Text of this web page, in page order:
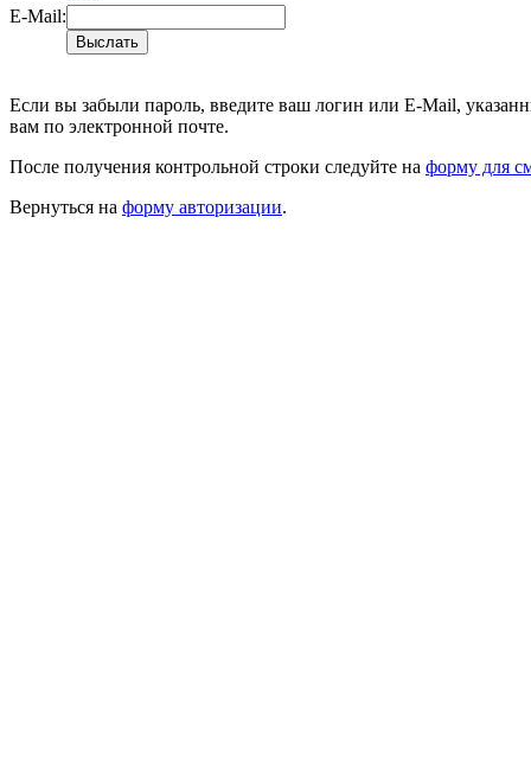
E-Mail:
Если вы забыли пароль, введите ваш логин или E-Mail,
вам по электронной почте.
После получения контрольной строки следуйте на форму для
Вернуться на форму авторизации.